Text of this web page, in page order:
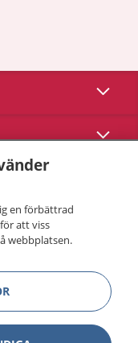
Visa
Visa
en förbättrad
att viss
webbplatsen.